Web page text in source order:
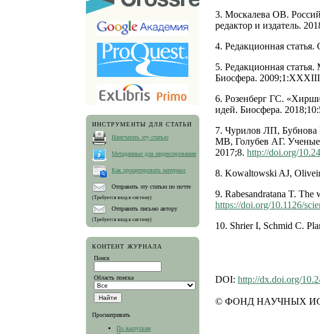
ИНСТРУМЕНТЫ ДЛЯ СТАТЬИ
Напечатать эту статью
Метаданные для индексирования
Как процитировать материал
Отправить эту статью по почте
(Требуется вход в систему)
Отправить письмо автору
(Требуется вход в систему)
КОНТЕНТ ЖУРНАЛА
Поиск
Область поиска
Просматривать
По выпускам
3. Москалева ОВ.
редактор и издатель.
4. Редакционная
5. Редакционная
Биосфера.
6. Розенберг ГС.
идей. Биосфера.
7. Чурилов ЛП,
МВ, Голубев АГ. Ученые
2017;8.http://doi.org/
8. Kowaltowski AJ,
9. Rabesandratana T. The
https://doi.org/10.1126/
10. Shrier I, Schmid C.
DOI:http://dx.doi.org/
© ФОНД НАУЧНЫХ